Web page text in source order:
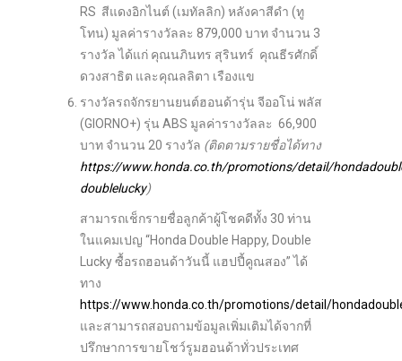
RS สีแดงอิกไนต์ (เมทัลลิก) หลังคาสีดำ (ทู
โทน) มูลค่ารางวัลละ 879,000 บาท จำนวน 3
รางวัล ได้แก่ คุณนภินทร สุรินทร์ คุณธีรศักดิ์
ดวงสาธิต และคุณลลิตา เรืองแข
รางวัลรถจักรยานยนต์ฮอนด้ารุ่น จีออโน่ พลัส
(GIORNO+) รุ่น ABS มูลค่ารางวัลละ 66,900
บาท จำนวน 20 รางวัล (ติดตามรายชื่อได้ทาง
https://www.honda.co.th/promotions/detail/
doublelucky)
สามารถเช็กรายชื่อลูกค้าผู้โชคดีทั้ง 30 ท่าน
ในแคมเปญ “Honda Double Happy, Double
Lucky ซื้อรถฮอนด้าวันนี้ แฮปปี้คูณสอง” ได้
ทาง
https://www.honda.co.th/promotions/detail/
และสามารถสอบถามข้อมูลเพิ่มเติมได้จากที่
ปรึกษาการขายโชว์รูมฮอนด้าทั่วประเทศ